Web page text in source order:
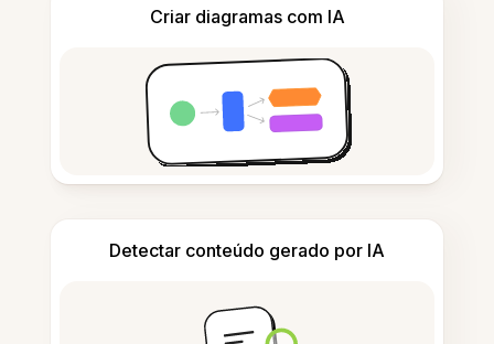
Criar diagramas com IA
Detectar conteúdo gerado por IA